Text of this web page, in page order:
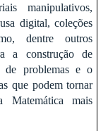
manipulativos,
digital, coleções
dentre outros
a construção de
de problemas e o
que podem tornar
Matemática mais